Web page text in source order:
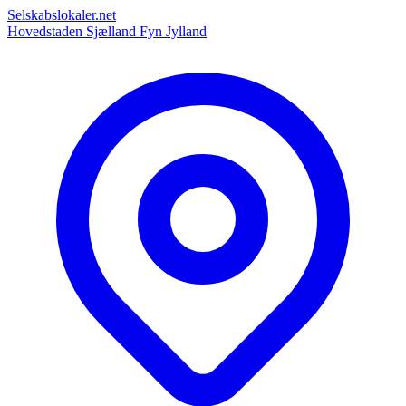
Selskabslokaler.net
Hovedstaden Sjælland Fyn Jylland